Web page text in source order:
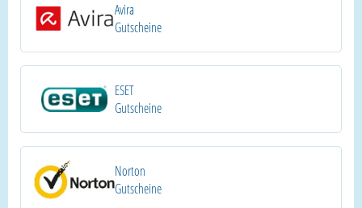
Avira
Gutscheine
ESET
Gutscheine
Norton
Gutscheine